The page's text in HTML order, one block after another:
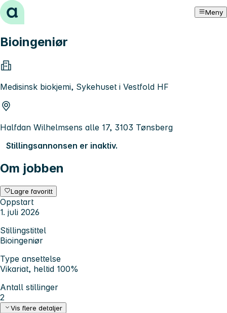
Hopp til innhold Meny
Bioingeniør
Medisinsk biokjemi, Sykehuset i Vestfold HF
Halfdan Wilhelmsens alle 17, 3103 Tønsberg
Stillingsannonsen er inaktiv.
Om jobben
Lagre favoritt
Oppstart
1. juli 2026
Stillingstittel
Bioingeniør
Type ansettelse
Vikariat, heltid 100%
Antall stillinger
2
Vis flere detaljer